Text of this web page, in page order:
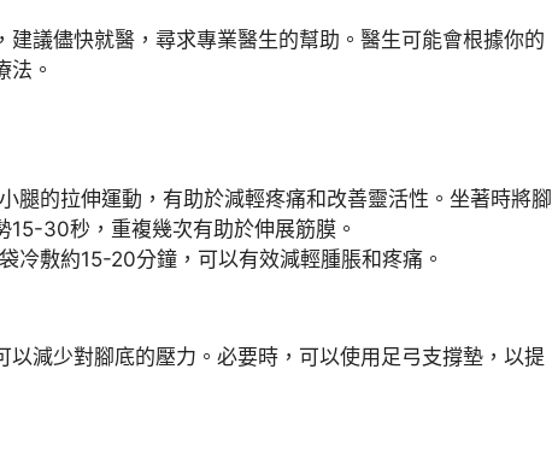
議儘快就醫，尋求專業醫生的幫助。醫生可能會根據你的
法。
腿的拉伸運動，有助於減輕疼痛和改善靈活性。坐著時將腳
30秒，重複幾次有助於伸展筋膜。
冷敷約15-20分鐘，可以有效減輕腫脹和疼痛。
減少對腳底的壓力。必要時，可以使用足弓支撐墊，以提